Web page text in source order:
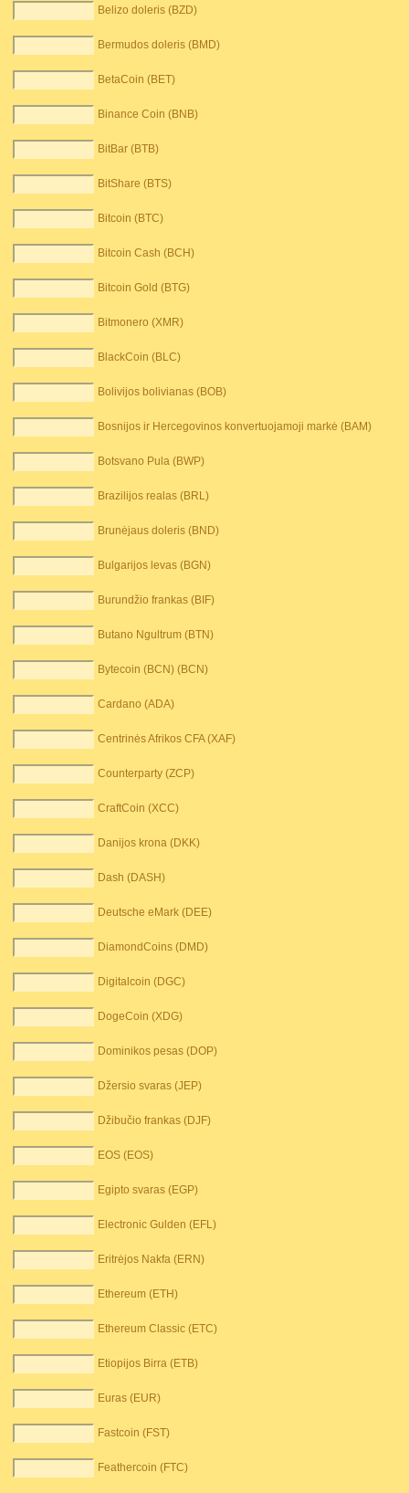
Belizo doleris (BZD)
Bermudos doleris (BMD)
BetaCoin (BET)
Binance Coin (BNB)
BitBar (BTB)
BitShare (BTS)
Bitcoin (BTC)
Bitcoin Cash (BCH)
Bitcoin Gold (BTG)
Bitmonero (XMR)
BlackCoin (BLC)
Bolivijos bolivianas (BOB)
Bosnijos ir Hercegovinos konvertuojamoji markė (BAM)
Botsvano Pula (BWP)
Brazilijos realas (BRL)
Brunėjaus doleris (BND)
Bulgarijos levas (BGN)
Burundžio frankas (BIF)
Butano Ngultrum (BTN)
Bytecoin (BCN) (BCN)
Cardano (ADA)
Centrinės Afrikos CFA (XAF)
Counterparty (ZCP)
CraftCoin (XCC)
Danijos krona (DKK)
Dash (DASH)
Deutsche eMark (DEE)
DiamondCoins (DMD)
Digitalcoin (DGC)
DogeCoin (XDG)
Dominikos pesas (DOP)
Džersio svaras (JEP)
Džibučio frankas (DJF)
EOS (EOS)
Egipto svaras (EGP)
Electronic Gulden (EFL)
Eritrėjos Nakfa (ERN)
Ethereum (ETH)
Ethereum Classic (ETC)
Etiopijos Birra (ETB)
Euras (EUR)
Fastcoin (FST)
Feathercoin (FTC)